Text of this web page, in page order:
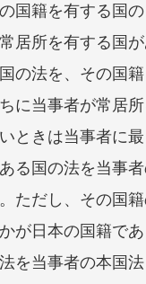
国籍を有する国
居所を有する国が
の法を、その国
に当事者が常居
ときは当事者に
る国の法を当事
ただし、その国
が日本の国籍であ
を当事者の本国